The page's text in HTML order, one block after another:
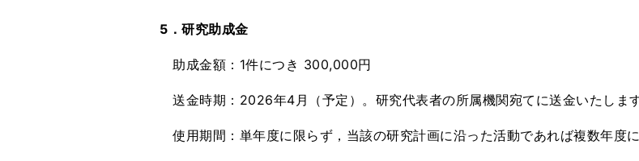
5．研究助成金
助成金額：1件につき 300,000円
送金時期：2026年4月（予定）。研究代表者の所属機関宛てに送金いたします
使用期間：単年度に限らず，当該の研究計画に沿った活動であれば複数年度